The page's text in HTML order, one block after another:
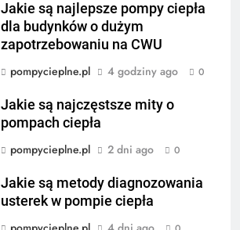
Jakie są najlepsze pompy ciepła
dla budynków o dużym
zapotrzebowaniu na CWU
pompycieplne.pl
4 godziny ago 0
Jakie są najczęstsze mity o
pompach ciepła
pompycieplne.pl
2 dni ago 0
Jakie są metody diagnozowania
usterek w pompie ciepła